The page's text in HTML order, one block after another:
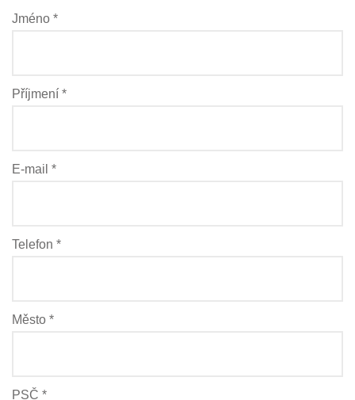
Jméno *
Příjmení *
E-mail *
Telefon *
Město *
PSČ *